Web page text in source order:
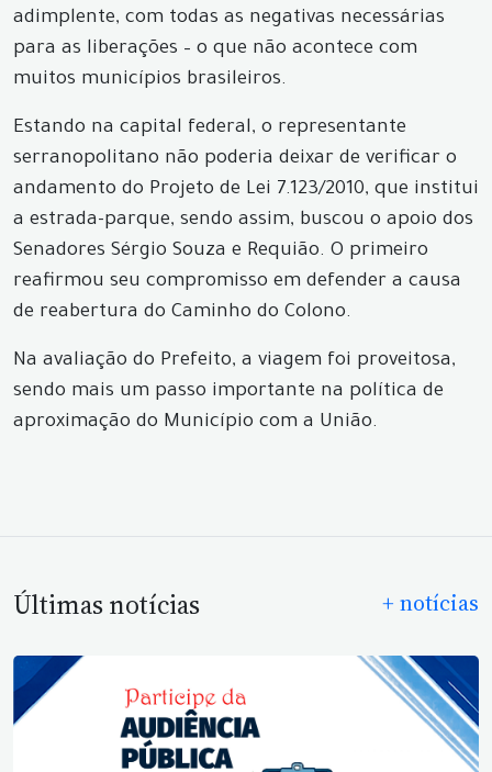
adimplente, com todas as negativas necessárias
para as liberações – o que não acontece com
muitos municípios brasileiros.
Estando na capital federal, o representante
serranopolitano não poderia deixar de verificar o
andamento do Projeto de Lei 7.123/2010, que institui
a estrada-parque, sendo assim, buscou o apoio dos
Senadores Sérgio Souza e Requião. O primeiro
reafirmou seu compromisso em defender a causa
de reabertura do Caminho do Colono.
Na avaliação do Prefeito, a viagem foi proveitosa,
sendo mais um passo importante na política de
aproximação do Município com a União.
Últimas notícias + notícias